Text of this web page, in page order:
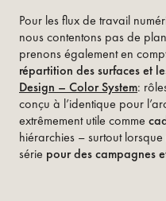
Pour les flux de travail
nous contentons pas de
prenons également en
répartition des surfaces et
Design – Color System:
conçu à l’identique pour
extrêmement utile comme
hiérarchies – surtout
série pour des campagnes